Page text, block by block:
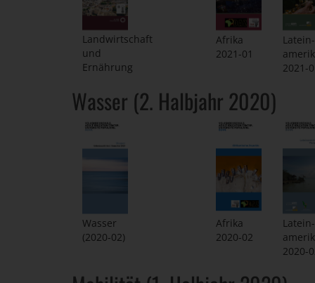
Landwirtschaft
und
Ernährung
Afrika
2021-01
Latein-
2021-
Wasser (2. Halbjahr 2020)
Wasser
(2020-02)
Afrika
2020-02
Latein-
2020-